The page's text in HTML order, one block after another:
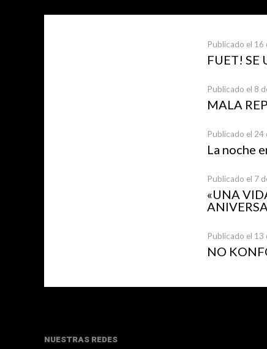
Publicado el 16
FUET! SE
Publicado el 8
MALA
Publicado el 24
La noche
Publicado el 7
«UNA
Publicado el 13
NO
NUESTRAS REDES